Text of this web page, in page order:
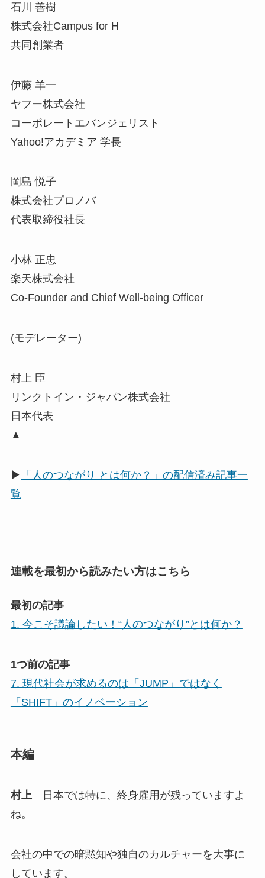
石川 善樹
株式会社Campus for H
共同創業者
伊藤 羊一
ヤフー株式会社
コーポレートエバンジェリスト
Yahoo!アカデミア 学長
岡島 悦子
株式会社プロノバ
代表取締役社長
小林 正忠
楽天株式会社
Co-Founder and Chief Well-being Officer
(モデレーター)
村上 臣
リンクトイン・ジャパン株式会社
日本代表
▲
▶
「人のつながり とは何か？」の配信済み記事一
覧
連載を最初から読みたい方はこちら
最初の記事
1. 今こそ議論したい！“人のつながり”とは何か？
1つ前の記事
7. 現代社会が求めるのは「JUMP」ではなく
「SHIFT」のイノベーション
本編
村上日本では特に、終身雇用が残っていますよ
ね。
会社の中での暗黙知や独自のカルチャーを大事に
しています。